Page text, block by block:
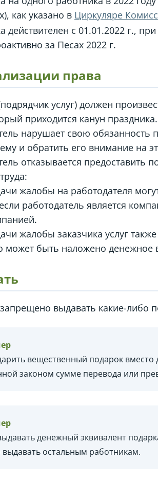
как указано в Циркуляре
действителен с 01.01.2022 г.,
за Песах 2022 г.
права
услуг) должен
приходится канун праздника.
нарушает свою обязанность
и обратить его внимание на
отказывается предоставить
жалобы на работодателя
работодатель является
жалобы заказчика услуг
может быть наложено денежное
выдавать какие-либо
вещественный подарок вместо
законом сумме перевода или
денежный эквивалент
выдавать остальным работникам.